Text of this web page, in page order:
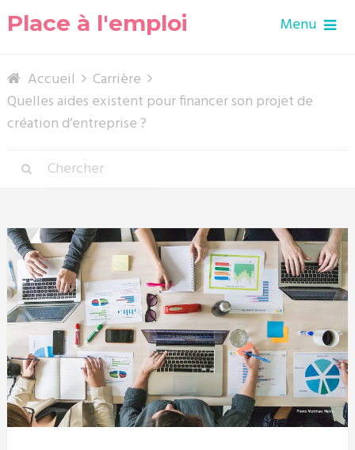
Place à l'emploi Menu
Accueil
Carrière
Quelles aides existent pour financer son projet de
création d’entreprise ?